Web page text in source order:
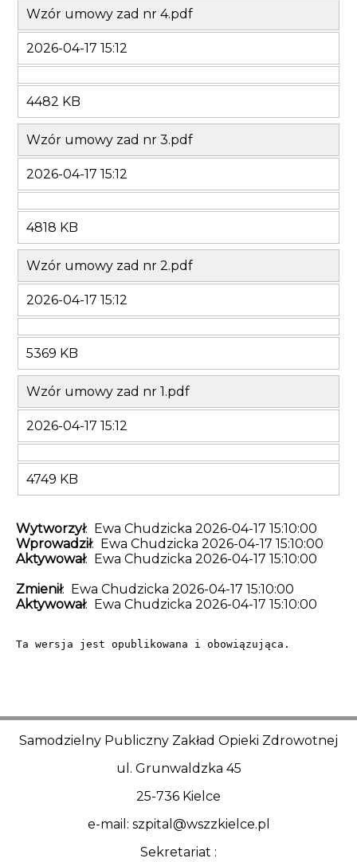
Wzór umowy zad nr 4.pdf
2026-04-17 15:12
4482 KB
Wzór umowy zad nr 3.pdf
2026-04-17 15:12
4818 KB
Wzór umowy zad nr 2.pdf
2026-04-17 15:12
5369 KB
Wzór umowy zad nr 1.pdf
2026-04-17 15:12
4749 KB
Wytworzył: Ewa Chudzicka 2026-04-17 15:10:00
Wprowadził: Ewa Chudzicka 2026-04-17 15:10:00
Aktywował: Ewa Chudzicka 2026-04-17 15:10:00
Zmienił: Ewa Chudzicka 2026-04-17 15:10:00
Aktywował: Ewa Chudzicka 2026-04-17 15:10:00
Ta wersja jest opublikowana i obowiązująca.
Samodzielny Publiczny Zakład Opieki Zdrowotnej
ul. Grunwaldzka 45
25-736 Kielce
e-mail: szpital@wszzkielce.pl
Sekretariat :